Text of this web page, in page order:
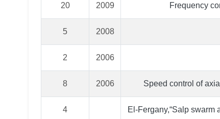
Frequency
2009
20
2008
5
2006
2
Speed control of
2006
8
El-Fergany,“Salp
4